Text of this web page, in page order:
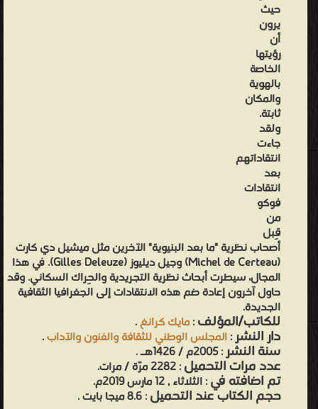
حيث
يرون
أن
رؤيتها
الخاصة
بالهوية
والمكان
ثابتة.
ولقد
جاءت
انتقاداتهم
بعد
انتقادات
فوكو
من
قِبل
أصحاب نظرية "ما بعد البنيوية" الآخرين مثل ميشيل دي كارت
(Michel de Certeau) وجيل ديليوز (Gilles Deleuze). في هذا
المجال، سيطرت أبحاث نظرية التجريدية والحِراك السكاني. وقد
حاول آخرون إعادة ضم هذه الانتقادات إلى الجغرافيا الثقافية
الجديدة.
للكاتب/المؤلف:مايك كرانغ.
دار النشر:المجلس الوطني للثقافة والفنون والآداب.
سنة النشر: 2005م / 1426هـ .
عدد مرات التحميل: 2282 مرّة / مرات.
تم اضافته في: الثلاثاء , 12 مارس 2019م.
حجم الكتاب عند التحميل: 8.6 ميجا بايت .